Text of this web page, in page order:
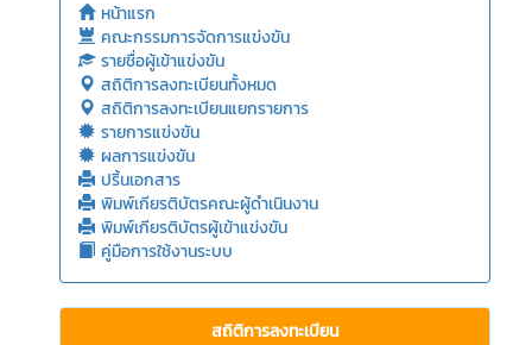
หน้าแรก
คณะกรรมการจัดการแข่งขัน
รายชื่อผู้เข้าแข่งขัน
สถิติการลงทะเบียนทั้งหมด
สถิติการลงทะเบียนแยกรายการ
รายการแข่งขัน
ผลการแข่งขัน
ปริ้นเอกสาร
พิมพ์เกียรติบัตรคณะผู้ดำเนินงาน
พิมพ์เกียรติบัตรผู้เข้าแข่งขัน
คู่มือการใช้งานระบบ
สถิติการลงทะเบียน